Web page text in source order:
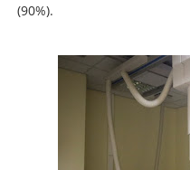
(90%).